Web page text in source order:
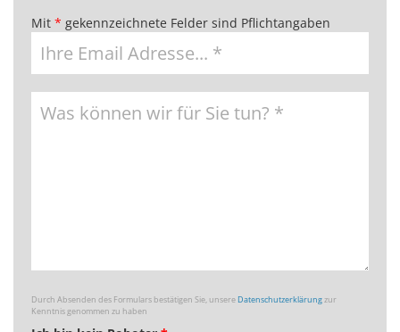
Mit * gekennzeichnete Felder sind Pflichtangaben
Durch Absenden des Formulars bestätigen Sie, unsereDatenschutzerklärungzur
Kenntnis genommen zu haben